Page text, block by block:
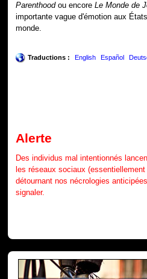
Parenthoodou encoreLe Monde de
importante vague d'émotion aux
monde.
Traductions : English Español
Alerte
Des individus mal intentionnés
les réseaux sociaux
détournant nos nécrologies
signaler.